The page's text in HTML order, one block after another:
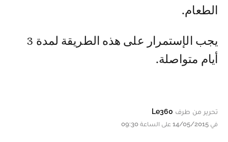
الطعام.
يجب الإستمرار على هذه الطريقة لمدة 3
أيام متواصلة.
تحرير من طرف Le360
في 14/05/2015 على الساعة 09:30